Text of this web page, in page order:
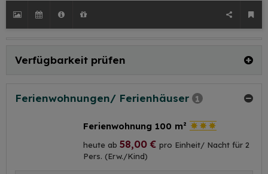
Verfügbarkeit prüfen
Ferienwohnungen/ Ferienhäuser 1
Ferienwohnung 100 m²
heute ab 58,00 € pro Einheit/ Nacht für 2
Pers. (Erw./Kind)